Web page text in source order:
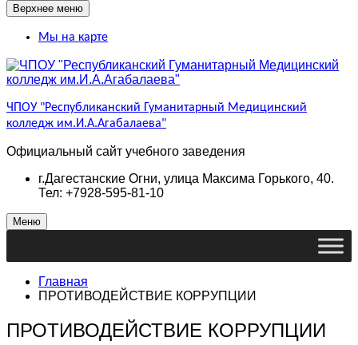
Верхнее меню
Мы на карте
ЧПОУ "Республиканский Гуманитарный Медицинский
колледж им.И.А.Агабалаева"
Официальный сайт учебного заведения
г.Дагестанские Огни, улица Максима Горького, 40.
Тел: +7928-595-81-10
Меню
Главная
ПРОТИВОДЕЙСТВИЕ КОРРУПЦИИ
ПРОТИВОДЕЙСТВИЕ КОРРУПЦИИ